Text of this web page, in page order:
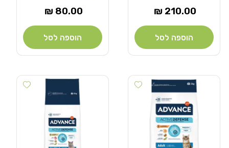
מחיר
210.00 ₪
הוספה לסל
מחיר
80.00 ₪
הוספה לסל
Add wishlist
Add wishlist